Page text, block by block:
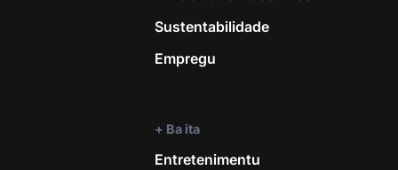
Sustentabilidade
Empregu
+ Ba ita
Entretenimentu